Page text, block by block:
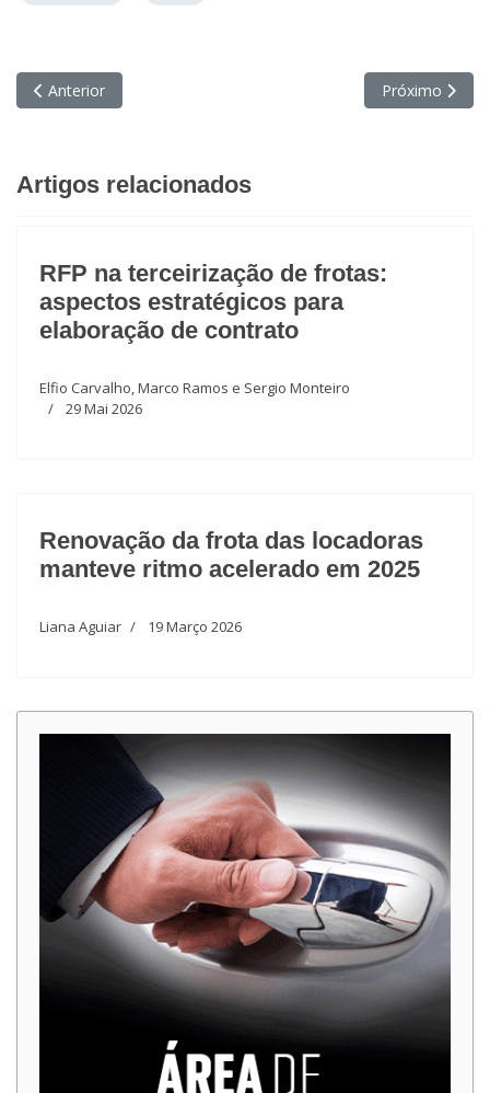
Artigo anterior: “Terceirizar é sinônimo de eficiência e controle,
Anterior Próximo
Próximo
Artigos relacionados
RFP na terceirização de frotas:
aspectos estratégicos para
elaboração de contrato
Elfio Carvalho, Marco Ramos e Sergio Monteiro
29 Mai 2026
Renovação da frota das locadoras
manteve ritmo acelerado em 2025
Liana Aguiar 19 Março 2026